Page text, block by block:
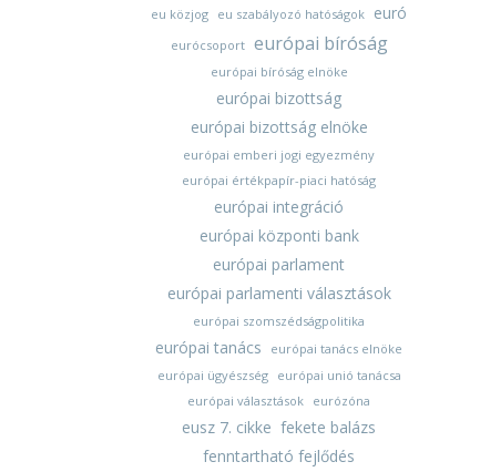
eu közjog eu szabályozó hatóságok euró
eurócsoport európai bíróság
európai bíróság elnöke
európai bizottság
európai bizottság elnöke
európai emberi jogi egyezmény
európai értékpapír-piaci hatóság
európai integráció
európai központi bank
európai parlament
európai parlamenti választások
európai szomszédságpolitika
európai tanács
európai tanács elnöke
európai ügyészség
európai unió tanácsa
európai választások eurózóna
eusz 7. cikke fekete balázs
fenntartható fejlődés